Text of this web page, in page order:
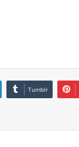
Tumblr